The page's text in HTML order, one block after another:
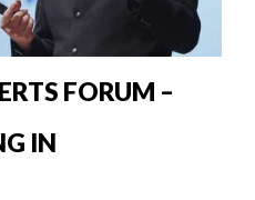
FORUM –
IN